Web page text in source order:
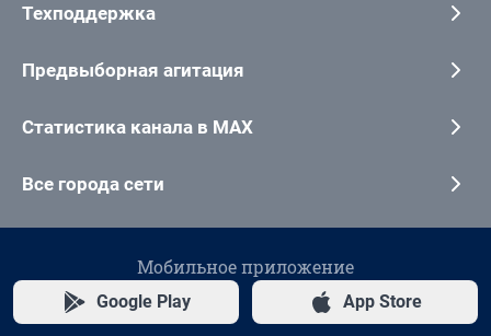
Техподдержка
Предвыборная агитация
Статистика канала в MAX
Все города сети
Мобильное приложение
Google Play App Store